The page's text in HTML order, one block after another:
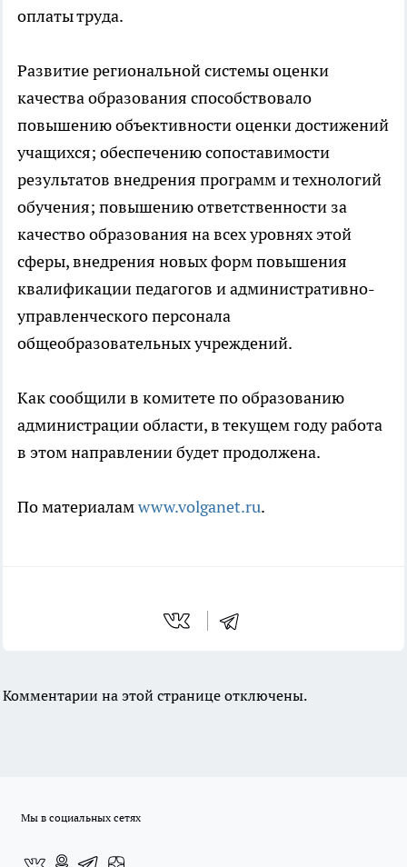
оплаты труда.
Развитие региональной системы оценки
качества образования способствовало
повышению объективности оценки достижений
учащихся; обеспечению сопоставимости
результатов внедрения программ и технологий
обучения; повышению ответственности за
качество образования на всех уровнях этой
сферы, внедрения новых форм повышения
квалификации педагогов и административно-
управленческого персонала
общеобразовательных учреждений.
Как сообщили в комитете по образованию
администрации области, в текущем году работа
в этом направлении будет продолжена.
По материаламwww.volganet.ru.
Комментарии на этой странице отключены.
Мы в социальных сетях